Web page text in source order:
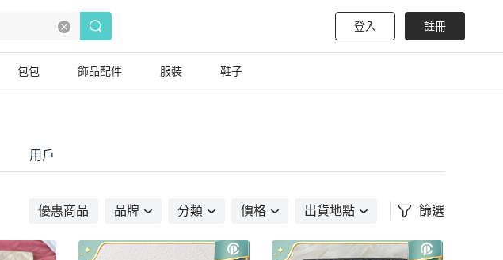
登入 註冊
包包 飾品配件 服裝 鞋子
用戶
優惠商品 品牌 分類 價格 出貨地點 篩選